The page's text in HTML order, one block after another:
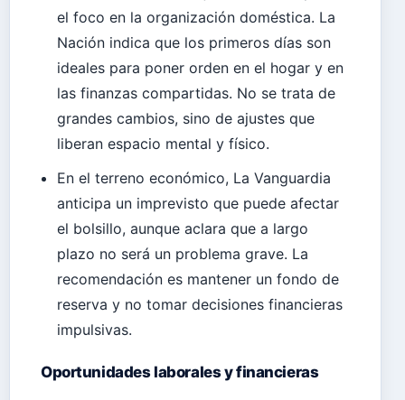
el foco en la organización doméstica. La
Nación indica que los primeros días son
ideales para poner orden en el hogar y en
las finanzas compartidas. No se trata de
grandes cambios, sino de ajustes que
liberan espacio mental y físico.
En el terreno económico, La Vanguardia
anticipa un imprevisto que puede afectar
el bolsillo, aunque aclara que a largo
plazo no será un problema grave. La
recomendación es mantener un fondo de
reserva y no tomar decisiones financieras
impulsivas.
Oportunidades laborales y financieras